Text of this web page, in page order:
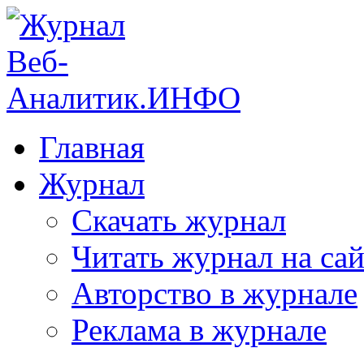
Главная
Журнал
Скачать журнал
Читать журнал на
Авторство в журнале
Реклама в журнале